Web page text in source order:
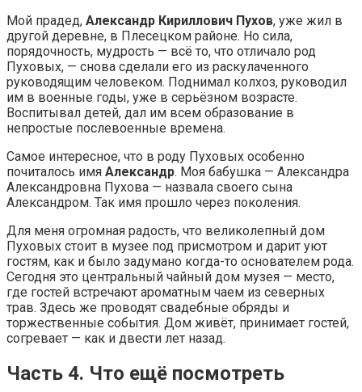
Мой прадед, Александр Кириллович Пухов, уже жил в
другой деревне, в Плесецком районе. Но сила,
порядочность, мудрость — всё то, что отличало род
Пуховых, — снова сделали его из раскулаченного
руководящим человеком. Поднимал колхоз, руководил
им в военные годы, уже в серьёзном возрасте.
Воспитывал детей, дал им всем образование в
непростые послевоенные времена.
Самое интересное, что в роду Пуховых особенно
почиталось имя Александр. Моя бабушка — Александра
Александровна Пухова — назвала своего сына
Александром. Так имя прошло через поколения.
Для меня огромная радость, что великолепный дом
Пуховых стоит в музее под присмотром и дарит уют
гостям, как и было задумано когда-то основателем рода.
Сегодня это центральный чайный дом музея — место,
где гостей встречают ароматным чаем из северных
трав. Здесь же проводят свадебные обряды и
торжественные события. Дом живёт, принимает гостей,
согревает — как и двести лет назад.
Часть 4. Что ещё посмотреть